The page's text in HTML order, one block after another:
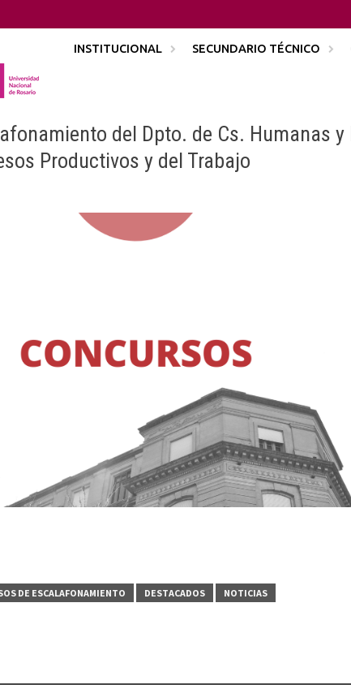
INSTITUCIONAL SECUNDARIO TÉCNICO
del Dpto. de Cs. Humanas y
Productivos y del Trabajo
DE ESCALAFONAMIENTO DESTACADOS NOTICIAS